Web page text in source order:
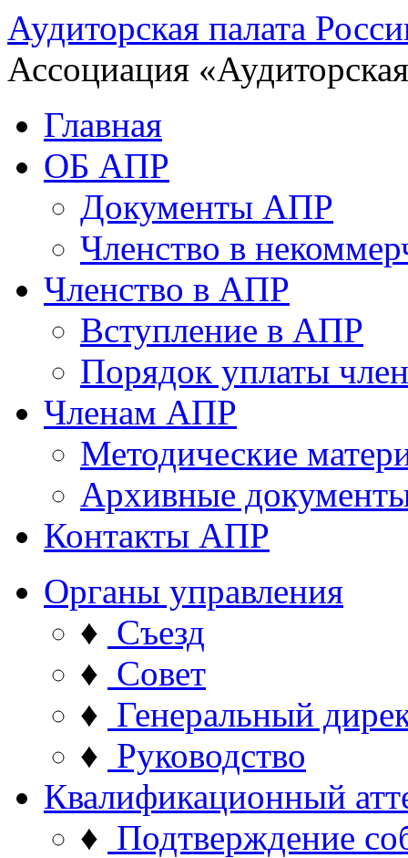
Аудиторская палата
Ассоциация
Главная
ОБ АПР
Документы АПР
Членство в
Членство в АПР
Вступление в АПР
Порядок уплаты
Членам АПР
Методические
Архивные
Контакты АПР
Органы управления
♦ Съезд
♦ Совет
♦ Генеральный
♦ Руководство
Квалификационный
♦ Подтверждение